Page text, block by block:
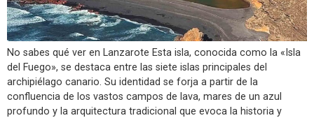
No sabes qué ver en Lanzarote Esta isla, conocida como la «Isla
del Fuego», se destaca entre las siete islas principales del
archipiélago canario. Su identidad se forja a partir de la
confluencia de los vastos campos de lava, mares de un azul
profundo y la arquitectura tradicional que evoca la historia y